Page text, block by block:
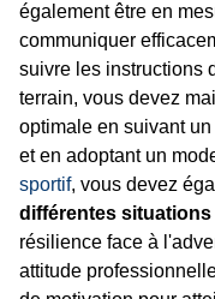
également être en
communiquer
suivre les instructions
terrain, vous devez
optimale en suivant
et en adoptant un
sportif, vous devez
différentes situations
résilience face à
attitude